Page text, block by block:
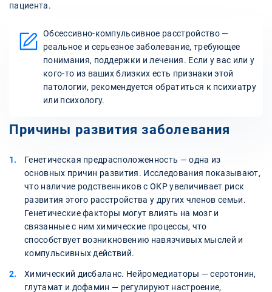
пациента.
Обсессивно-компульсивное расстройство —
реальное и серьезное заболевание, требующее
понимания, поддержки и лечения. Если у вас или у
кого-то из ваших близких есть признаки этой
патологии, рекомендуется обратиться к психиатру
или психологу.
Причины развития заболевания
Генетическая предрасположенность — одна из
основных причин развития. Исследования показывают,
что наличие родственников с ОКР увеличивает риск
развития этого расстройства у других членов семьи.
Генетические факторы могут влиять на мозг и
связанные с ним химические процессы, что
способствует возникновению навязчивых мыслей и
компульсивных действий.
Химический дисбаланс. Нейромедиаторы — серотонин,
глутамат и дофамин — регулируют настроение,